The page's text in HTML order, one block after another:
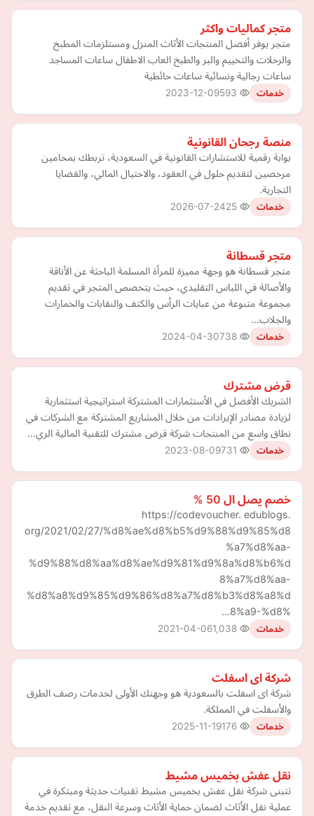
متجر كماليات واكثر
متجر يوفر أفضل المنتجات الأثاث المنزل ومستلزمات المطبخ
والرحلات والتخييم والبر والطبخ العاب الاطفال ساعات المساجد
ساعات رجالية ونسائية ساعات حائطية
خدمات 2023-12-09
منصة رجحان القانونية
بوابة رقمية للاستشارات القانونية في السعودية، تربطك بمحامين
مرخصين لتقديم حلول في العقود، والاحتيال المالي، والقضايا
التجارية.
خدمات 2026-07-24
متجر قسطانة
متجر قسطانة هو وجهة مميزة للمرأة المسلمة الباحثة عن الأناقة
والأصالة في اللباس التقليدي، حيث يتخصص المتجر في تقديم
مجموعة متنوعة من عبايات الرأس والكتف والنقابات والخمارات
والجلاب…
خدمات 2024-04-30
قرض مشترك
الشريك الأفضل في الأستثمارات المشتركة استراتيجية استثمارية
لزيادة مصادر الإيرادات من خلال المشاريع المشتركة مع الشركات في
نطاق واسع من المنتجات شركة قرض مشترك للتقنية المالية الري…
خدمات 2023-08-09
خصم يصل ال 50 %
https://codevoucher. edublogs.
org/2021/02/27/%d8%ae%d8%b5%d9%88%d9%85%d8
%a7%d8%aa-
%d9%88%d8%aa%d8%ae%d9%81%d9%8a%d8%b6%d
8%a7%d8%aa-
%d8%a8%d9%85%d9%86%d8%a7%d8%b3%d8%a8%d
8%a9-%d8%…
خدمات 2021-04-06
شركة اى اسفلت
شركة اى اسفلت بالسعودية هو وجهتك الأولى لخدمات رصف الطرق
والأسفلت في المملكة.
خدمات 2025-11-19
نقل عفش بخميس مشيط
تتبنى شركة نقل عفش بخميس مشيط تقنيات حديثة ومبتكرة في
عملية نقل الأثاث لضمان حماية الأثاث وسرعة النقل، مع تقديم خدمة